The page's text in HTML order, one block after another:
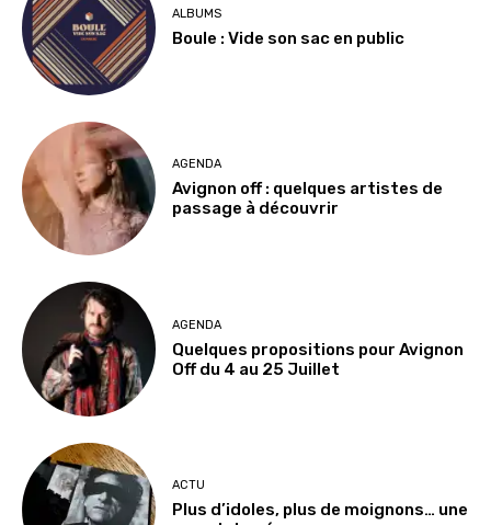
ALBUMS
Boule : Vide son sac en public
AGENDA
Avignon off : quelques artistes de
passage à découvrir
AGENDA
Quelques propositions pour Avignon
Off du 4 au 25 Juillet
ACTU
Plus d’idoles, plus de moignons… une